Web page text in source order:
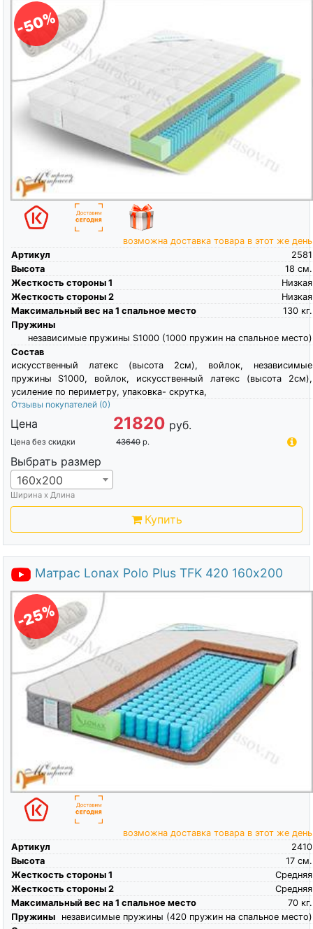
-50%
возможна доставка товара в этот же день
Артикул
2581
Высота
см.
18
Жесткость стороны 1
Низкая
Жесткость стороны 2
Низкая
Максимальный вес на 1 спальное место
кг.
130
Пружины
независимые пружины S1000 (1000 пружин на спальное место)
Состав
искусственный латекс (высота 2см), войлок, независимые
пружины S1000, войлок, искусственный латекс (высота 2см),
усиление по периметру, упаковка- скрутка,
Отзывы покупателей (0)
Цена 21820 руб.
Цена без скидки 43640 р.
Выбрать размер
160х200
Ширина х Длина
Купить
Матрас Lonax Polo Plus TFK 420 160х200
-25%
возможна доставка товара в этот же день
Артикул
2410
Высота
см.
17
Жесткость стороны 1
Средняя
Жесткость стороны 2
Средняя
Максимальный вес на 1 спальное место
кг.
70
Пружины
независимые пружины (420 пружин на спальное место)